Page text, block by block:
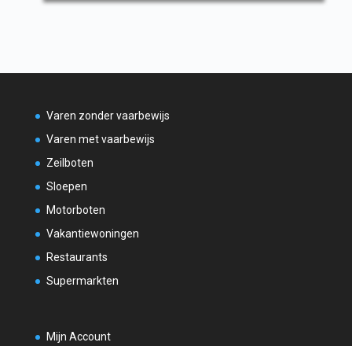
Varen zonder vaarbewijs
Varen met vaarbewijs
Zeilboten
Sloepen
Motorboten
Vakantiewoningen
Restaurants
Supermarkten
Mijn Account